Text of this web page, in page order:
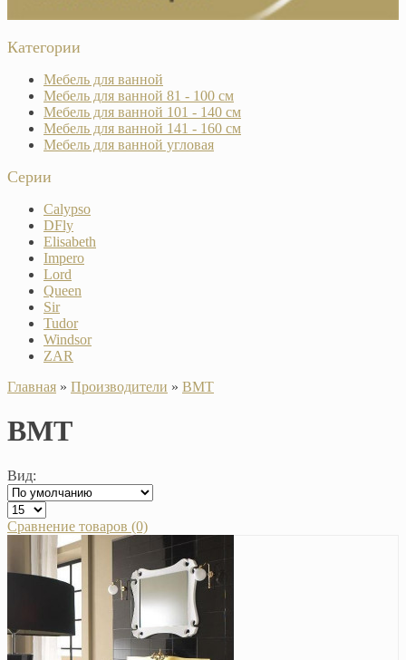
Категории
Мебель для ванной
Мебель для ванной 81 - 100 см
Мебель для ванной 101 - 140 см
Мебель для ванной 141 - 160 см
Мебель для ванной угловая
Серии
Calypso
DFly
Elisabeth
Impero
Lord
Queen
Sir
Tudor
Windsor
ZAR
Главная » Производители » BMT
BMT
Вид:
Сравнение товаров (0)